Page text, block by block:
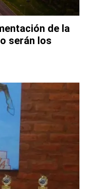
de la
serán los